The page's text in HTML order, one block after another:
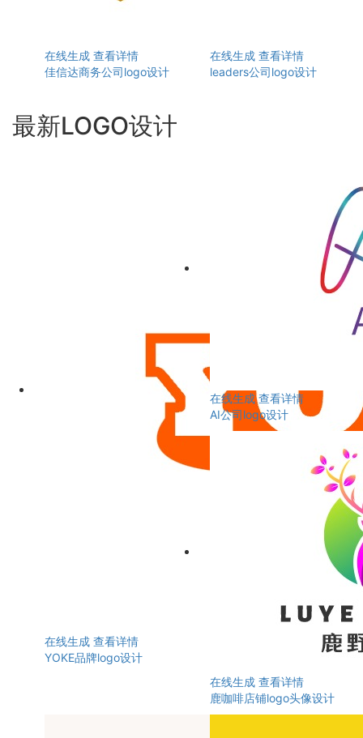
在线生成 查看详情
佳信达商务公司logo设计
在线生成 查看详情
leaders公司logo设计
最新LOGO设计
在线生成 查看详情
YOKE品牌logo设计
在线生成 查看详情
AI公司logo设计
在线生成 查看详情
鹿咖啡店铺logo头像设计